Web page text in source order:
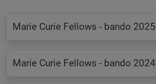
Marie Curie Fellows - bando 2025
Marie Curie Fellows - bando 2024